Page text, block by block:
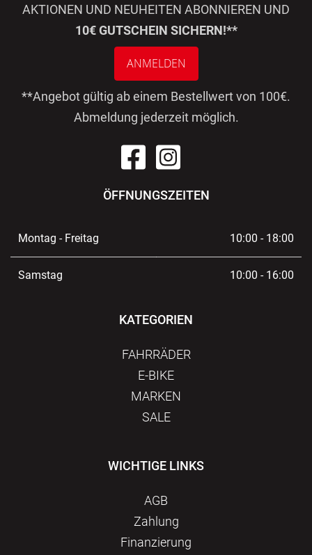
AKTIONEN UND NEUHEITEN ABONNIEREN UND
10€ GUTSCHEIN SICHERN!**
ANMELDEN
**Angebot gültig ab einem Bestellwert von 100€.
Abmeldung jederzeit möglich.
ÖFFNUNGSZEITEN
Montag - Freitag 10:00 - 18:00
Samstag 10:00 - 16:00
KATEGORIEN
FAHRRÄDER
E-BIKE
MARKEN
SALE
WICHTIGE LINKS
AGB
Zahlung
Finanzierung